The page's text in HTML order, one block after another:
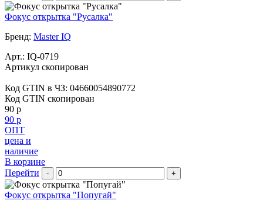
Фокус открытка "Русалка"
Бренд: Master IQ
Арт.: IQ-0719
Артикул скопирован
Код GTIN в ЧЗ: 04660054890772
Код GTIN скопирован
90 р
90 р
ОПТ
цена и
наличие
В корзине
Перейти
- +
Фокус открытка "Попугай"